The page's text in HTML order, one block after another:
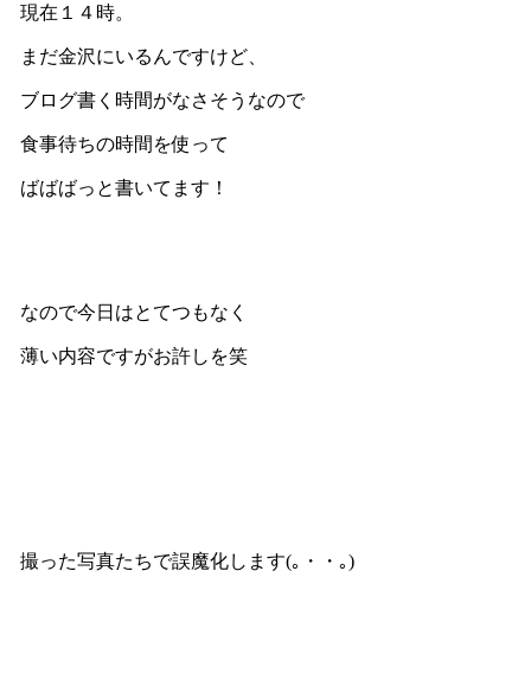
現在１４時。
まだ金沢にいるんですけど、
ブログ書く時間がなさそうなので
食事待ちの時間を使って
ばばばっと書いてます！
なので今日はとてつもなく
薄い内容ですがお許しを笑
撮った写真たちで誤魔化します(｡・・｡)